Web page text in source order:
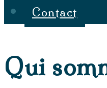
Contact
Qui